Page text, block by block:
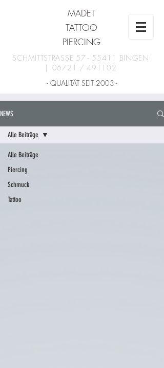
MADET
TATTOO
PIERCING
SCHMITTSTRASSE 57 - 55411 BINGEN
| 06721 / 491102
- QUALITÄT SEIT 2003 -
NEWS
Alle Beiträge
Piercing
Schmuck
Tattoo
Alle Beiträge